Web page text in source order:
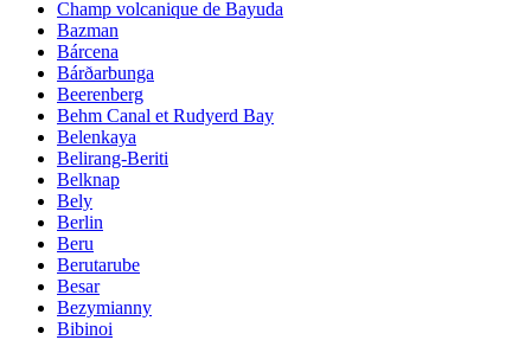
Champ volcanique de Bayuda
Bazman
Bárcena
Bárðarbunga
Beerenberg
Behm Canal et Rudyerd Bay
Belenkaya
Belirang-Beriti
Belknap
Bely
Berlin
Beru
Berutarube
Besar
Bezymianny
Bibinoi